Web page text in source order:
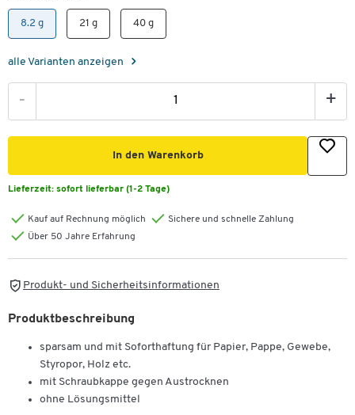
8.2 g 21 g 40 g
alle Varianten anzeigen
- +
In den Warenkorb
Lieferzeit: sofort lieferbar (1-2 Tage)
Kauf auf Rechnung möglich
Sichere und schnelle Zahlung
Über 50 Jahre Erfahrung
Produkt- und Sicherheitsinformationen
Produktbeschreibung
sparsam und mit Soforthaftung für Papier, Pappe, Gewebe,
Styropor, Holz etc.
mit Schraubkappe gegen Austrocknen
ohne Lösungsmittel